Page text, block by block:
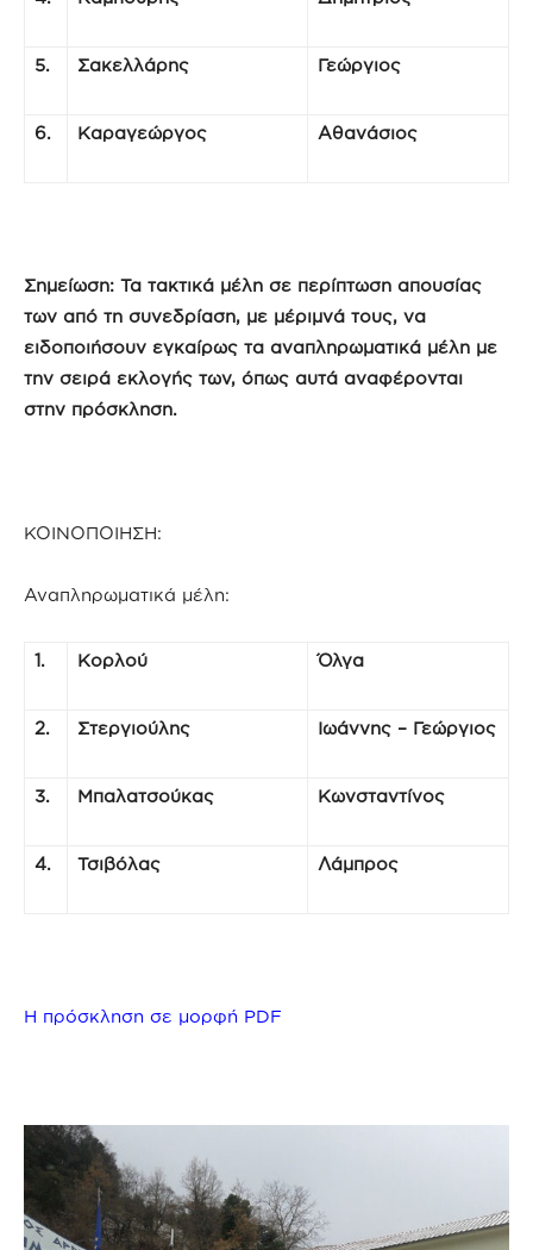
5. Σακελλάρης Γεώργιος
6. Καραγεώργος Αθανάσιος
Σημείωση: Τα τακτικά μέλη σε περίπτωση απουσίας
των από τη συνεδρίαση, με μέριμνά τους, να
ειδοποιήσουν εγκαίρως τα αναπληρωματικά μέλη με
την σειρά εκλογής των, όπως αυτά αναφέρονται
στην πρόσκληση.
ΚΟΙΝΟΠΟΙΗΣΗ:
Αναπληρωματικά μέλη:
1. Κορλού Όλγα
2. Στεργιούλης Ιωάννης – Γεώργιος
3. Μπαλατσούκας Κωνσταντίνος
4. Τσιβόλας Λάμπρος
Η πρόσκληση σε μορφή PDF